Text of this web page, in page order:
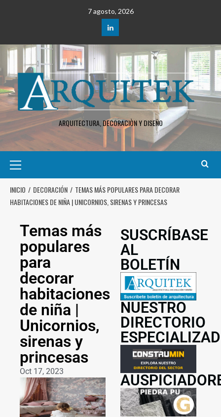
7 agosto, 2026
ARQUITECTURA, DECORACIÒN Y DISEÑO
INICIO DECORACIÓN
TEMAS MÁS POPULARES PARA DECORAR
HABITACIONES DE NIÑA | UNICORNIOS, SIRENAS Y PRINCESAS
Temas más
populares
para
decorar
habitaciones
de niña |
Unicornios,
sirenas y
princesas
Oct 17, 2023
SUSCRÍBASE
AL
BOLETÍN
NUESTRO
DIRECTORIO